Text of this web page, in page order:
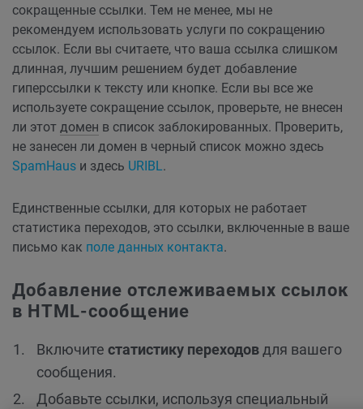
сокращенные ссылки. Тем не менее, мы не
рекомендуем использовать услуги по сокращению
ссылок. Если вы считаете, что ваша ссылка слишком
длинная, лучшим решением будет добавление
гиперссылки к тексту или кнопке. Если вы все же
используете сокращение ссылок, проверьте, не внесен
ли этот домен в список заблокированных. Проверить,
не занесен ли домен в черный список можно здесь
SpamHaus и здесь URIBL.
Единственные ссылки, для которых не работает
статистика переходов, это ссылки, включенные в ваше
письмо как поле данных контакта.
Добавление отслеживаемых ссылок
в HTML-сообщение
Включите статистику переходовдля вашего
сообщения.
Добавьте ссылки, используя специальный